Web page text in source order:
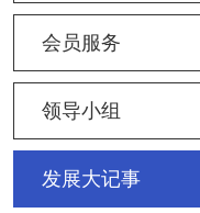
会员服务
领导小组
发展大记事